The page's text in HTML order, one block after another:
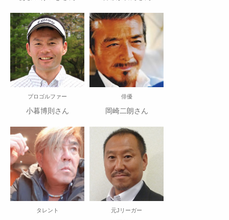
プロゴルファー
小暮博則さん
俳優
岡崎二朗さん
タレント 元Jリーガー